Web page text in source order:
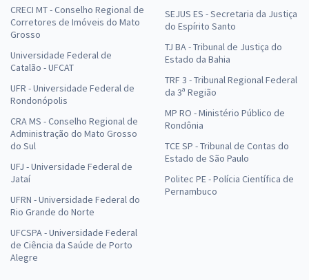
CRECI MT - Conselho Regional de
Corretores de Imóveis do Mato
Grosso
Universidade Federal de
Catalão - UFCAT
UFR - Universidade Federal de
Rondonópolis
CRA MS - Conselho Regional de
Administração do Mato Grosso
do Sul
UFJ - Universidade Federal de
Jataí
UFRN - Universidade Federal do
Rio Grande do Norte
UFCSPA - Universidade Federal
de Ciência da Saúde de Porto
Alegre
SEJUS ES - Secretaria da Justiça
do Espírito Santo
TJ BA - Tribunal de Justiça do
Estado da Bahia
TRF 3 - Tribunal Regional Federal
da 3ª Região
MP RO - Ministério Público de
Rondônia
TCE SP - Tribunal de Contas do
Estado de São Paulo
Politec PE - Polícia Científica de
Pernambuco